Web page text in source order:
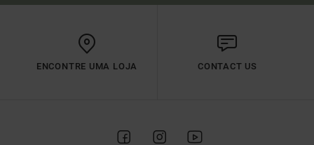
ENCONTRE UMA LOJA CONTACT US